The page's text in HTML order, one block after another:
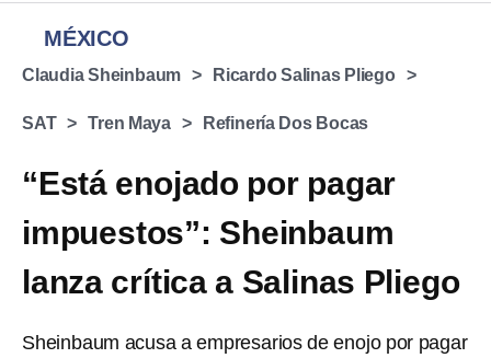
MÉXICO
Claudia Sheinbaum Ricardo Salinas Pliego
SAT Tren Maya Refinería Dos Bocas
“Está enojado por pagar
impuestos”: Sheinbaum
lanza crítica a Salinas Pliego
Sheinbaum acusa a empresarios de enojo por pagar